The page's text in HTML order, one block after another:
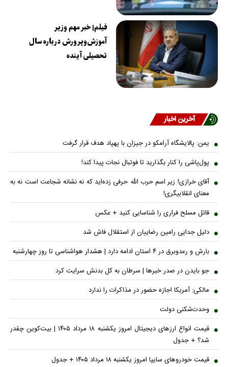
فیلم| خبر مهم وزیر
آموزش‌وپرورش درباره سال
تحصیلی آینده
آخرین اخبار
یمن: پالایشگاه آرامکو در جیزان با پهپاد هدف قرار گرفت
پول‌پاشی را کنار بگذارید تا فوتبال نجات پیدا کند!
آقای خرازی! زیر اسم حرب الله حرفی زده‌اید که نه نشانه شجاعت است نه به
معنای انقلابیگری!
قاتل مسلح فراری را شناسایی کنید + عکس
دلیل جدایی رامین رضاییان از استقلال فاش شد
بارش و رعدوبرق در ۴ استان ادامه دارد | هشدار هواشناسی تا روز چهارشنبه
جو بایدن در صدر خبر‌ها | سرطان به کل بدنش سرایت کرد
مالکی: آمریکا اجازه حضور در مذاکرات را ندارد
وحدت‌شکنی دولت
قیمت انواع ارز‌های دیجیتال امروز یکشنبه ۱۸ مرداد ۱۴۰۵ | بیت‌کوین چقدر
شد؟ + جدول
قیمت خودرو‌های سایپا امروز یکشنبه ۱۸ مرداد ۱۴۰۵ + جدول